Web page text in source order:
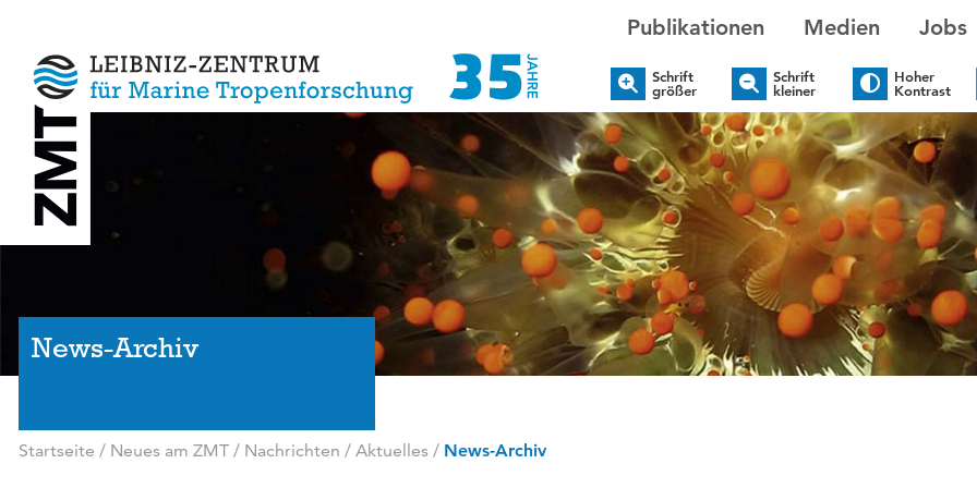
Publikationen Medien Jobs
Schrift
größer
Schrift
kleiner
Hoher
Kontrast
News-Archiv
Startseite / Neues am ZMT/ Nachrichten / Aktuelles / News-Archiv